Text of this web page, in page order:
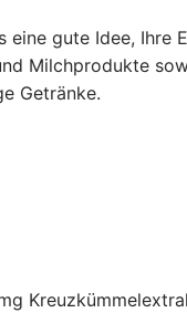
gute Idee, Ihre
Milchprodukte
Getränke.